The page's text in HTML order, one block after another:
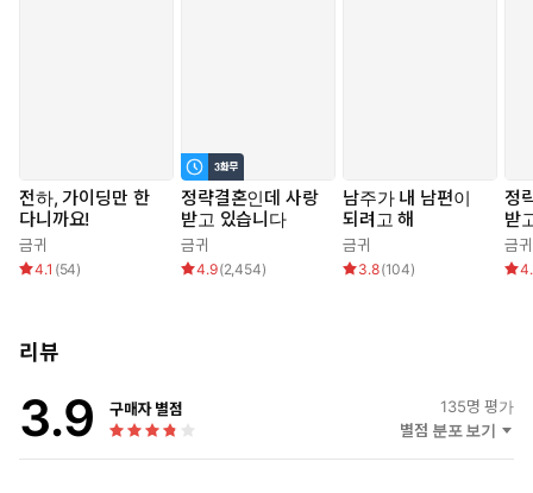
전하, 가이딩만 한
다니까요!
금귀
4.1 (54)
정략결혼인데 사랑
받고 있습니다
금귀
4.9(2,454)
남주가 내 남편이
되려고 해
금귀
3.8(104)
정
받
금귀
리뷰
3.9 구매자 별점 135명 평가
별점 분포 보기